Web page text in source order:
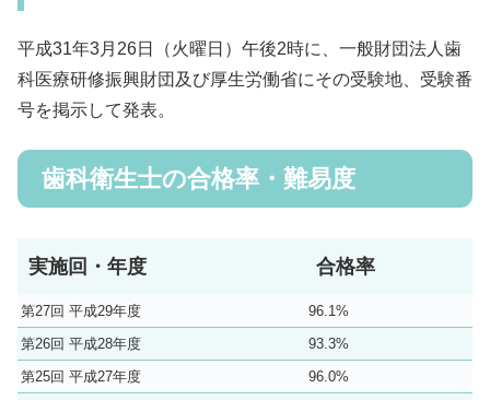
平成31年3月26日（火曜日）午後2時に、一般財団法人歯
科医療研修振興財団及び厚生労働省にその受験地、受験番
号を掲示して発表。
歯科衛生士の合格率・難易度
実施回・年度 合格率
第27回 平成29年度
96.1%
第26回 平成28年度
93.3%
第25回 平成27年度
96.0%